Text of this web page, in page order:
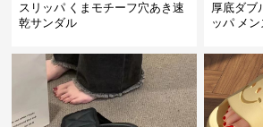
スリッパ くまモチーフ穴あき速
乾サンダル
厚底ダブ
ッパ メン